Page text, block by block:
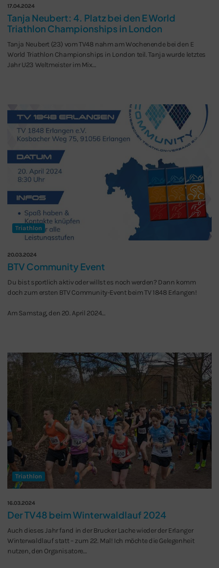
17.04.2024
Tanja Neubert: 4. Platz bei den E World
Triathlon Championships in London
Tanja Neubert (23) vom TV48 nahm am Wochenende bei den E
World Triathlon Championships in London teil. Tanja wurde letztes
Jahr U23 Weltmeister im Mix…
Triathlon
20.03.2024
BTV Community Event
Du bist sportlich aktiv oder willst es noch werden? Dann komm
doch zum ersten BTV Community-Event beim TV 1848 Erlangen!
Am Samstag, den 20. April 2024…
Triathlon
16.03.2024
Der TV48 beim Winterwaldlauf 2024
Auch dieses Jahr fand in der Brucker Lache wieder der Erlanger
Winterwaldlauf statt – zum 22. Mal! Ich möchte die Gelegenheit
nutzen, den Organisatore…